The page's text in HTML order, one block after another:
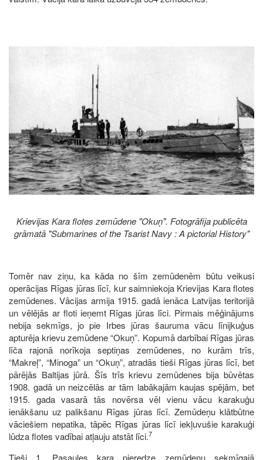
Krievijas Kara flotes zemūdene "Okuņ". Fotogrāfija publicēta
grāmatā "Submarines of the Tsarist Navy : A pictorial History"
Tomēr nav ziņu, ka kāda no šīm zemūdenēm būtu veikusi
operācijas Rīgas jūras līcī, kur saimniekoja Krievijas Kara flotes
zemūdenes. Vācijas armija 1915. gadā ienāca Latvijas teritorijā
un vēlējās ar floti ieņemt Rīgas jūras līci. Pirmais mēģinājums
nebija sekmīgs, jo pie Irbes jūras šauruma vācu līnijkuģus
apturēja krievu zemūdene “Okuņ”. Kopumā darbībai Rīgas jūras
līča rajonā norīkoja septiņas zemūdenes, no kurām trīs,
“Makreļ”, “Minoga” un “Okuņ”, atradās tieši Rīgas jūras līcī, bet
pārējās Baltijas jūrā. Šīs trīs krievu zemūdenes bija būvētas
1908. gadā un neizcēlās ar tām labākajām kaujas spējām, bet
1915. gada vasarā tās novērsa vēl vienu vācu karakuģu
ienākšanu uz palikšanu Rīgas jūras līcī. Zemūdeņu klātbūtne
vāciešiem nepatika, tāpēc Rīgas jūras līcī iekļuvušie karakuģi
lūdza flotes vadībai atļauju atstāt līci.7
Tieši 1. Pasaules kara pieredze zemūdeņu sekmīgajā